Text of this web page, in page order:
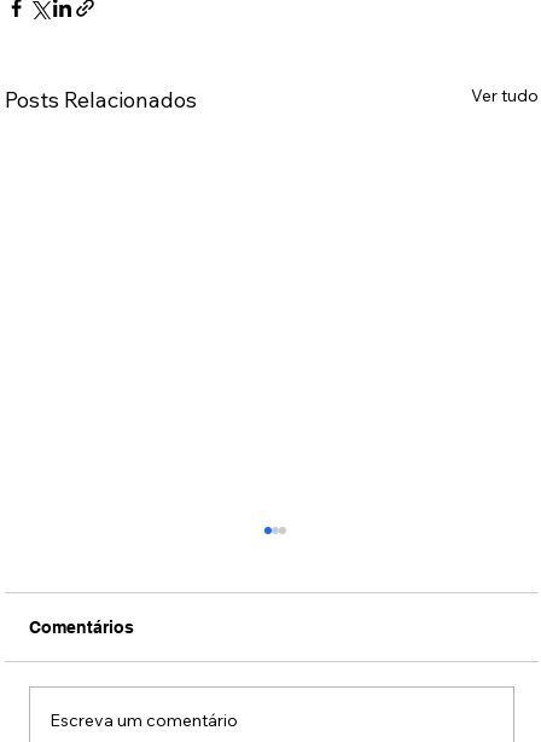
Posts Relacionados Ver tudo
Comentários
Escreva um comentário